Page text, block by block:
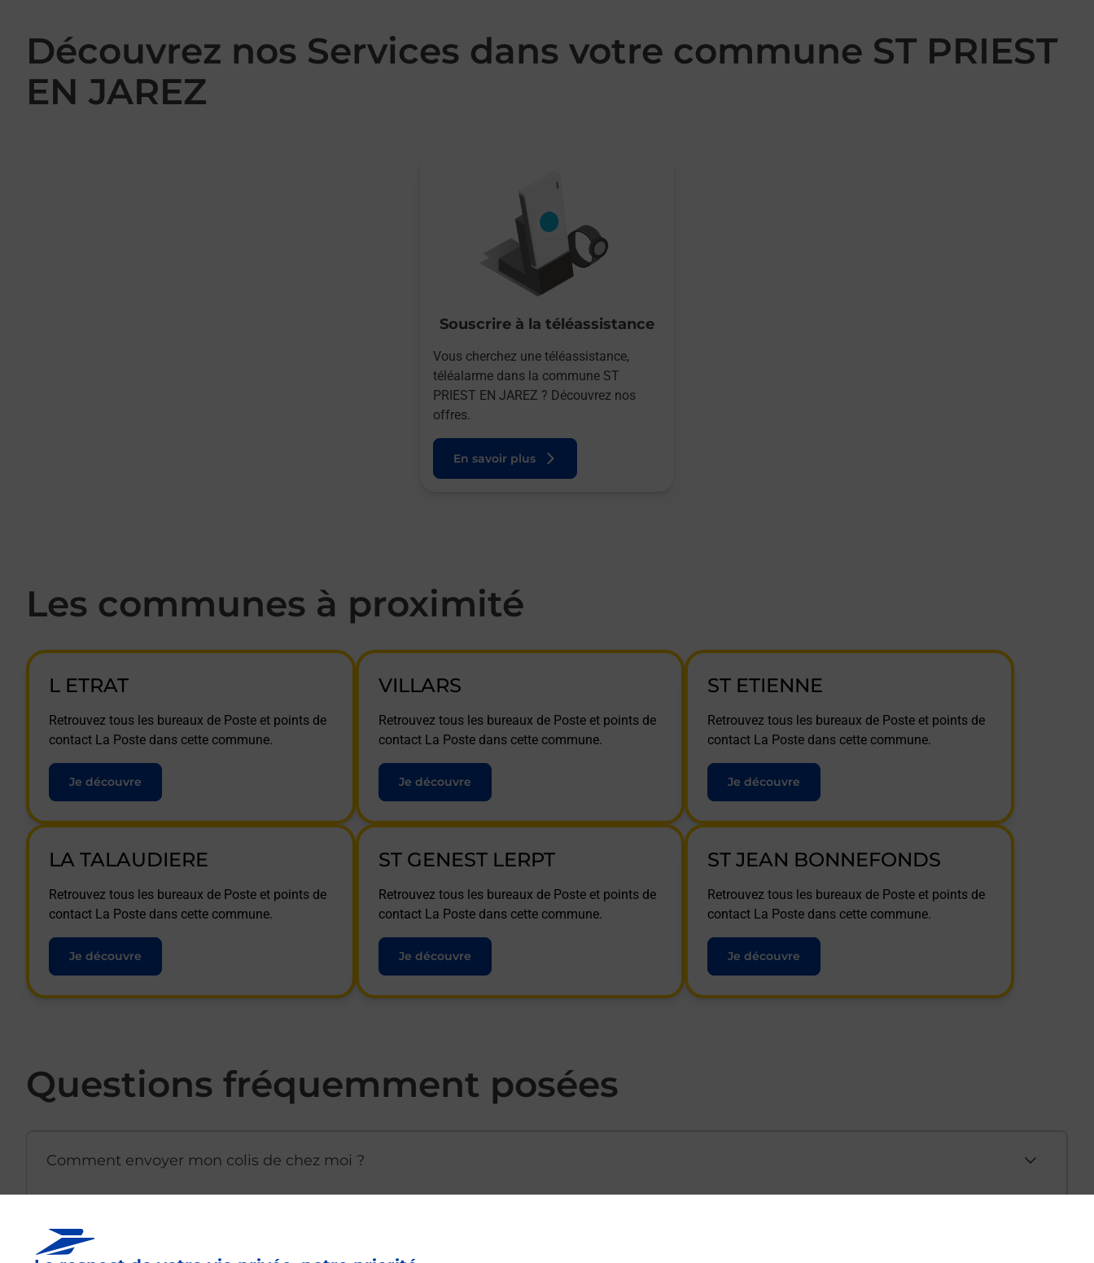
Découvrez nos Services dans votre commune ST PRIEST
EN JAREZ
Souscrire à la téléassistance
Vous cherchez une téléassistance,
téléalarme dans la commune ST
PRIEST EN JAREZ ? Découvrez nos
offres.
En savoir plus
Les communes à proximité
L ETRAT
Retrouvez tous les bureaux de Poste et points de
contact La Poste dans cette commune.
Je découvre
VILLARS
Retrouvez tous les bureaux de Poste et points de
contact La Poste dans cette commune.
Je découvre
ST ETIENNE
Retrouvez tous les bureaux de Poste et points de
contact La Poste dans cette commune.
Je découvre
LA TALAUDIERE
Retrouvez tous les bureaux de Poste et points de
contact La Poste dans cette commune.
Je découvre
ST GENEST LERPT
Retrouvez tous les bureaux de Poste et points de
contact La Poste dans cette commune.
Je découvre
ST JEAN BONNEFONDS
Retrouvez tous les bureaux de Poste et points de
contact La Poste dans cette commune.
Je découvre
Questions fréquemment posées
Comment envoyer mon colis de chez moi ?
Est-il possible d’acheter un emballage directement depuis un bureau de Poste ?